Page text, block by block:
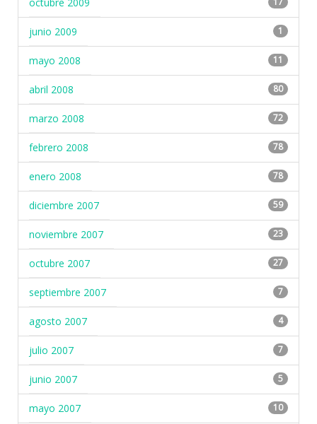
junio 2009 1
mayo 2008 11
abril 2008 80
marzo 2008 72
febrero 2008 78
enero 2008 78
diciembre 2007 59
noviembre 2007 23
octubre 2007 27
septiembre 2007 7
agosto 2007 4
julio 2007 7
junio 2007 5
mayo 2007 10